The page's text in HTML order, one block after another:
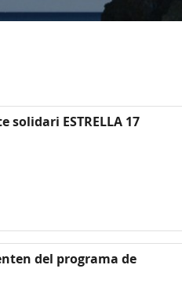
solidari ESTRELLA 17
del programa de